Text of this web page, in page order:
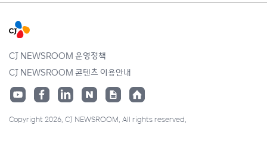
CJ NEWSROOM 운영정책
CJ NEWSROOM 콘텐츠 이용안내
Copyright 2026. CJ NEWSROOM. All rights reserved.